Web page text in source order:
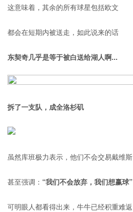
这意味着，其余的所有球星包括欧文
都会在短期内被送走，如此说来的话
东契奇几乎是等于被白送给湖人啊...
拆了一支队，成全洛杉矶
虽然库班极力表示，他们不会交易戴维斯
甚至强调： “我们不会放弃，我们想赢球”
可明眼人都看得出来，牛牛已经积重难返